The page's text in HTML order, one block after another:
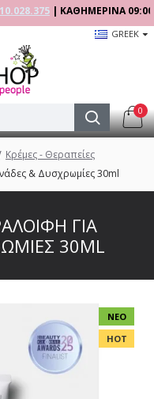
| ΚΑΘΗΜΕΡΙΝΑ 09:00 -
GREEK
0
Κρέμες - Θεραπείες
& Δυσχρωμίες 30ml
ΓΙΑ
30ML
ΝΈΟ
HOT